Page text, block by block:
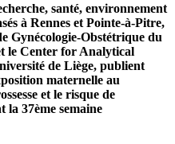
santé, environnement
à Rennes et Pointe-à-Pitre,
Gynécologie-Obstétrique du
le Center for Analytical
de Liège, publient
maternelle au
et le risque de
la 37ème semaine